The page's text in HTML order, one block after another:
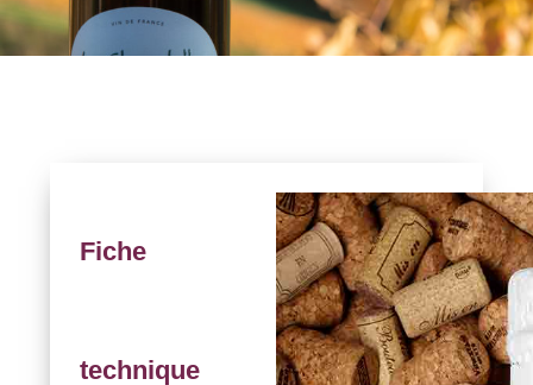
Fiche
technique